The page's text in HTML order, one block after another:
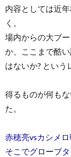
内容としては近
く。
場内からの大ブ
か、ここまで酷
はないか? という
得るものが何も
た。
赤穂亮vsカシメ
そこでグローブ